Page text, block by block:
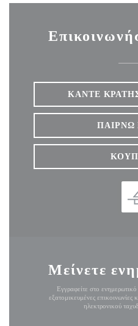
ΚΆΝΤΕ
ΠΑΊΡΝΩ
Μείνετε
Εγγραφείτε στο
εξατομικευμένες
ηλεκτρονικού